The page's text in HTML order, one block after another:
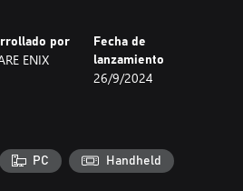
un total de 68 eventos distintos.
¿Cómo se desarrollará tu
en casa!
desbloqueará una serie de
por
ENIX
Fecha de
lanzamiento
26/9/2024
PC Handheld